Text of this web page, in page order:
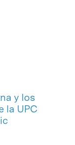
y los
la UPC